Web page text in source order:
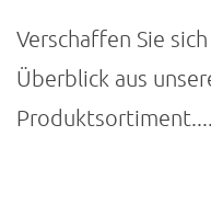
Verschaffen Sie
Überblick aus